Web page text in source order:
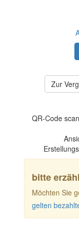
Zur
QR-Code
bitte
Möchten Sie
gelten